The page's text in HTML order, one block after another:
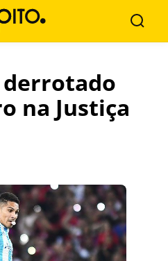
derrotado
na Justiça